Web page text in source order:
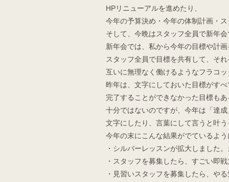
HPリニューアルを進めたり、
今年の予算決め・今年の体制計画・
そして、今晩はスタッフ全員で新年会
新年会では、私から今年の目標や計画
スタッフ全員で目標を共有して、それ
互いに無理なく働けるようなフラコッ
昨年は、文字にしておいた目標がす
完了することができなかった目標もあ
十分ではないのですが、今年は「達
文字にしたり、言葉にして言うと叶う
今年の末にこんな結果がでているよう
・シルバーレッスンが拡大しました
・スタッフを募集したら、すごい即
・見習いスタッフを募集したら、や